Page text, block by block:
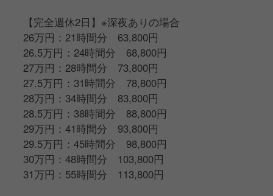
【完全週休2日】※深夜ありの場合
26万円：21時間分 63,800円
26.5万円：24時間分 68,800円
27万円：28時間分 73,800円
27.5万円：31時間分 78,800円
28万円：34時間分 83,800円
28.5万円：38時間分 88,800円
29万円：41時間分 93,800円
29.5万円：45時間分 98,800円
30万円：48時間分 103,800円
31万円：55時間分 113,800円